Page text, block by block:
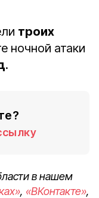
троих
ночной атаки
.
в нашем
, «ВКонтакте»,